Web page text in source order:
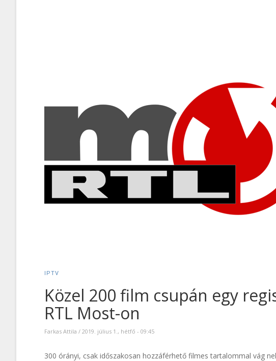
IPTV
Közel 200 film csupán egy
RTL Most-on
Farkas Attila / 2019. július 1., hétfő - 09:45
300 órányi, csak időszakosan hozzáférhető filmes tartalommal vág